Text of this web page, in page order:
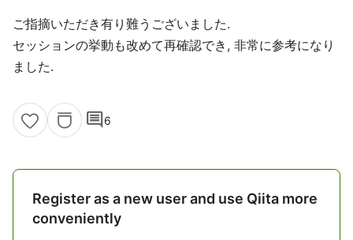
ご指摘いただき有り難うございました.
セッションの挙動も改めて再確認でき, 非常に参考になり
ました.
comment6
Register as a new user and use Qiita more
conveniently